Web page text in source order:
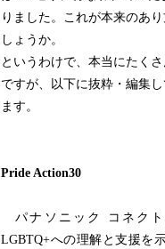
りました。これが本来のあ
しょうか。
というわけで、本当にたく
ですが、以下に抜粋・編集
ます。
Pride Action30
パナソニック コネクト
LGBTQ+への理解と支援を